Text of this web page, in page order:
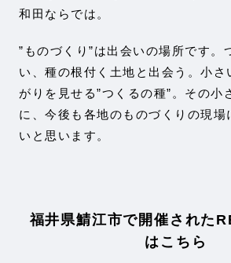
和田ならでは。
”ものづくり”は出会いの場所です。
い、種の根付く土地と出会う。小さ
がりを見せる”つくるの種”。その小
に、今後も各地のものづくりの現場
いと思います。
福井県鯖江市で開催された
はこちら